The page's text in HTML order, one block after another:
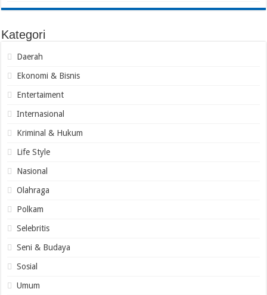
Kategori
Daerah
Ekonomi & Bisnis
Entertaiment
Internasional
Kriminal & Hukum
Life Style
Nasional
Olahraga
Polkam
Selebritis
Seni & Budaya
Sosial
Umum